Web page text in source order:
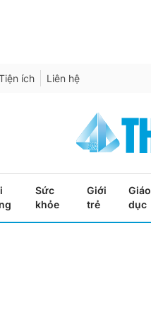
ích Liên hệ
Sức
khỏe
Giới
trẻ
Giáo
dục